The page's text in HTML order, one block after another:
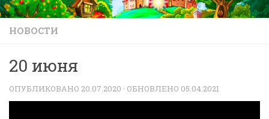
НОВОСТИ
20 июня
ОПУБЛИКОВАНО 20.07.2020 · ОБНОВЛЕНО 05.04.2021